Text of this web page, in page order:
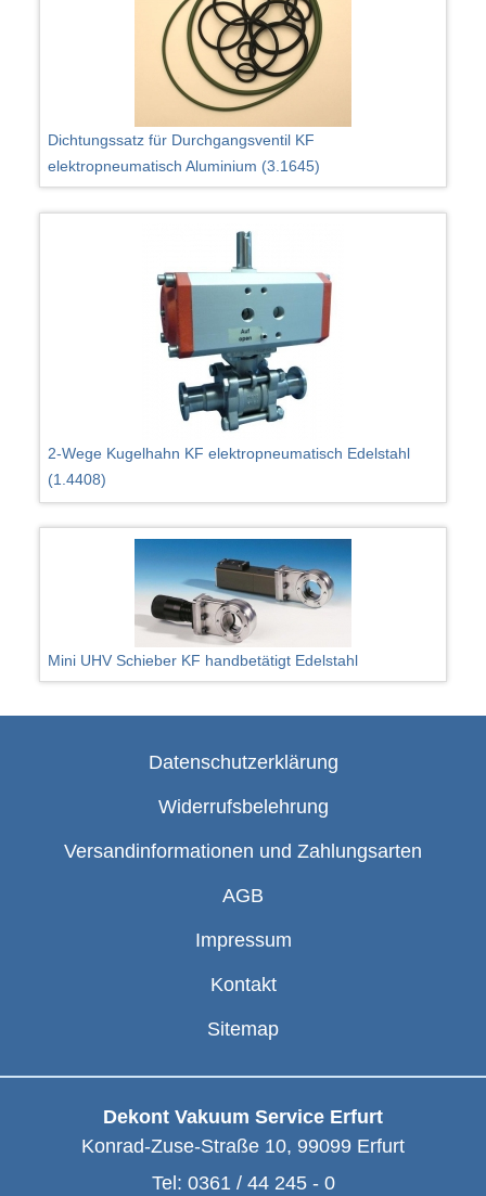
Dichtungssatz für Durchgangsventil KF
elektropneumatisch Aluminium (3.1645)
2-Wege Kugelhahn KF elektropneumatisch Edelstahl
(1.4408)
Mini UHV Schieber KF handbetätigt Edelstahl
Datenschutzerklärung
Widerrufsbelehrung
Versandinformationen und Zahlungsarten
AGB
Impressum
Kontakt
Sitemap
Dekont Vakuum Service Erfurt
Konrad-Zuse-Straße 10, 99099 Erfurt
Tel: 0361 / 44 245 - 0